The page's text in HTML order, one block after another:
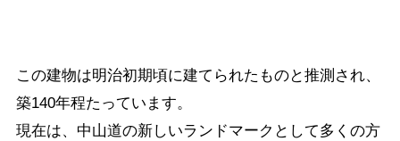
この建物は明治初期頃に建てられたものと推測され、
築140年程たっています。
現在は、中山道の新しいランドマークとして多くの方